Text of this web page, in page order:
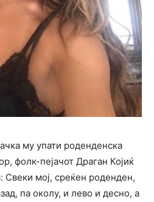
му упати роденденска
фолк-пејачот Драган Којиќ
Свеки мој, среќен роденден,
па околу, и лево и десно, а